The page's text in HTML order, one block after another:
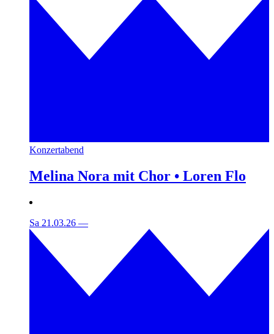
Konzertabend
Melina Nora mit Chor • Loren Flo
Sa 21.03.26 —